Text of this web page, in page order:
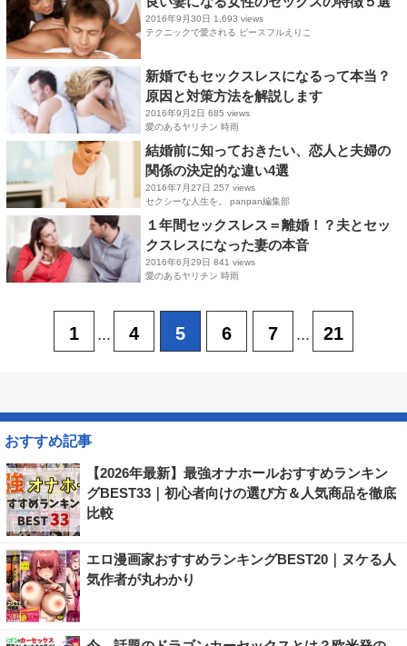
2016年9月30日 1,693 views
テクニックで愛される ピースフルえりこ
新婚でもセックスレスになるって本当？
原因と対策方法を解説します
2016年9月2日 685 views
愛のあるヤリチン 時雨
結婚前に知っておきたい、恋人と夫婦の
関係の決定的な違い4選
2016年7月27日 257 views
セクシーな人生を。 panpan編集部
１年間セックスレス＝離婚！？夫とセッ
クスレスになった妻の本音
2016年6月29日 841 views
愛のあるヤリチン 時雨
1 ... 4 5 6 7 ... 21
おすすめ記事
【2026年最新】最強オナホールおすすめランキン
グBEST33｜初心者向けの選び方＆人気商品を徹底
比較
エロ漫画家おすすめランキングBEST20｜ヌケる人
気作者が丸わかり